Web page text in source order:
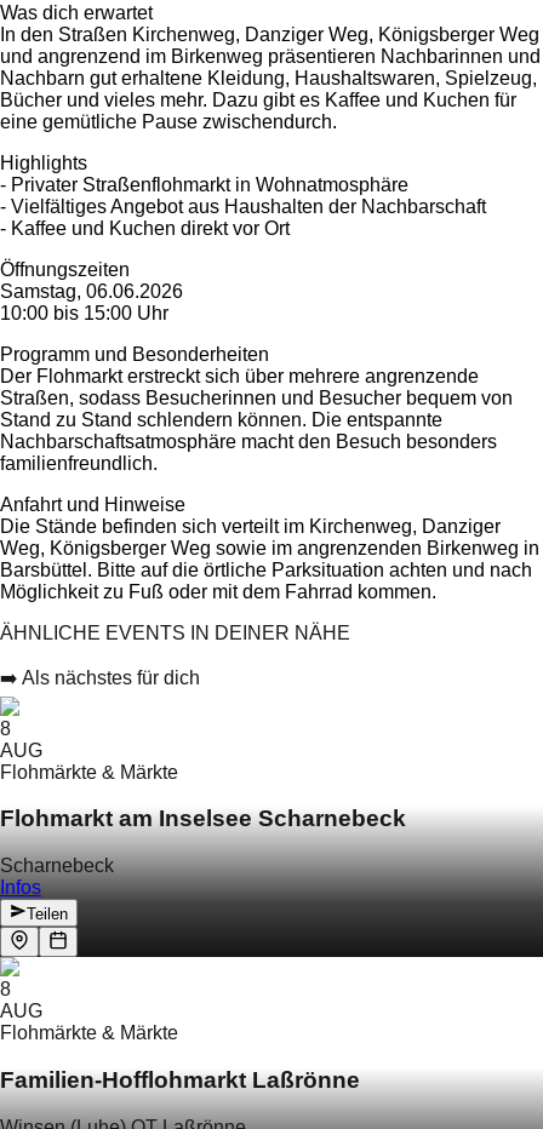
Was dich erwartet
In den Straßen Kirchenweg, Danziger Weg, Königsberger Weg
und angrenzend im Birkenweg präsentieren Nachbarinnen und
Nachbarn gut erhaltene Kleidung, Haushaltswaren, Spielzeug,
Bücher und vieles mehr. Dazu gibt es Kaffee und Kuchen für
eine gemütliche Pause zwischendurch.
Highlights
- Privater Straßenflohmarkt in Wohnatmosphäre
- Vielfältiges Angebot aus Haushalten der Nachbarschaft
- Kaffee und Kuchen direkt vor Ort
Öffnungszeiten
Samstag, 06.06.2026
10:00 bis 15:00 Uhr
Programm und Besonderheiten
Der Flohmarkt erstreckt sich über mehrere angrenzende
Straßen, sodass Besucherinnen und Besucher bequem von
Stand zu Stand schlendern können. Die entspannte
Nachbarschaftsatmosphäre macht den Besuch besonders
familienfreundlich.
Anfahrt und Hinweise
Die Stände befinden sich verteilt im Kirchenweg, Danziger
Weg, Königsberger Weg sowie im angrenzenden Birkenweg in
Barsbüttel. Bitte auf die örtliche Parksituation achten und nach
Möglichkeit zu Fuß oder mit dem Fahrrad kommen.
ÄHNLICHE EVENTS IN DEINER NÄHE
➡️ Als nächstes für dich
8
AUG
Flohmärkte & Märkte
Flohmarkt am Inselsee Scharnebeck
Scharnebeck
Infos
Teilen
8
AUG
Flohmärkte & Märkte
Familien-Hofflohmarkt Laßrönne